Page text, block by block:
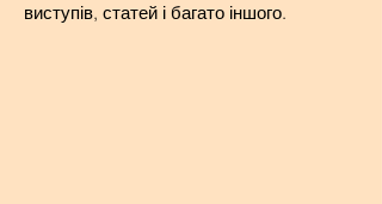
виступів, статей і багато іншого.